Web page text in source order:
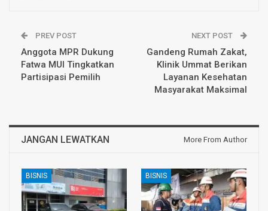
PREV POST
Anggota MPR Dukung
Fatwa MUI Tingkatkan
Partisipasi Pemilih
NEXT POST
Gandeng Rumah Zakat,
Klinik Ummat Berikan
Layanan Kesehatan
Masyarakat Maksimal
JANGAN LEWATKAN More From Author
BISNIS BISNIS